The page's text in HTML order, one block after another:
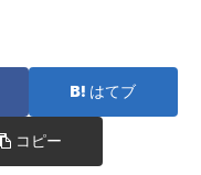
はてブ
コピー